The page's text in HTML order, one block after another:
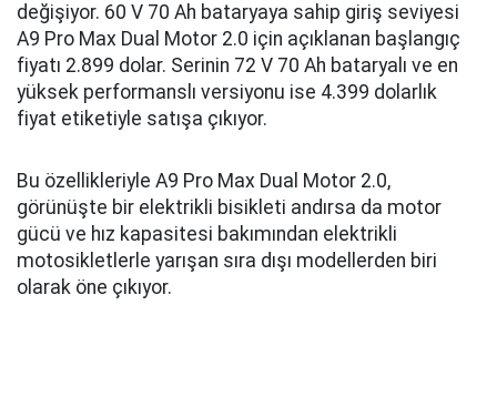
değişiyor. 60 V 70 Ah bataryaya sahip giriş seviyesi
A9 Pro Max Dual Motor 2.0 için açıklanan başlangıç
fiyatı 2.899 dolar. Serinin 72 V 70 Ah bataryalı ve en
yüksek performanslı versiyonu ise 4.399 dolarlık
fiyat etiketiyle satışa çıkıyor.
Bu özellikleriyle A9 Pro Max Dual Motor 2.0,
görünüşte bir elektrikli bisikleti andırsa da motor
gücü ve hız kapasitesi bakımından elektrikli
motosikletlerle yarışan sıra dışı modellerden biri
olarak öne çıkıyor.